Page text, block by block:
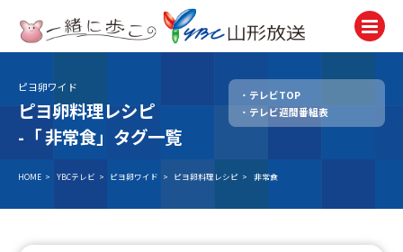
テレビ
TV
ニュース
ピヨ卵ワイド
ピヨ卵料理レシピ
-「非常食」タグ一覧
テレビTOP
テレビ週間番組表
HOME > YBCテレビ > ピヨ卵ワイド > ピヨ卵料理レシピ > 非常食